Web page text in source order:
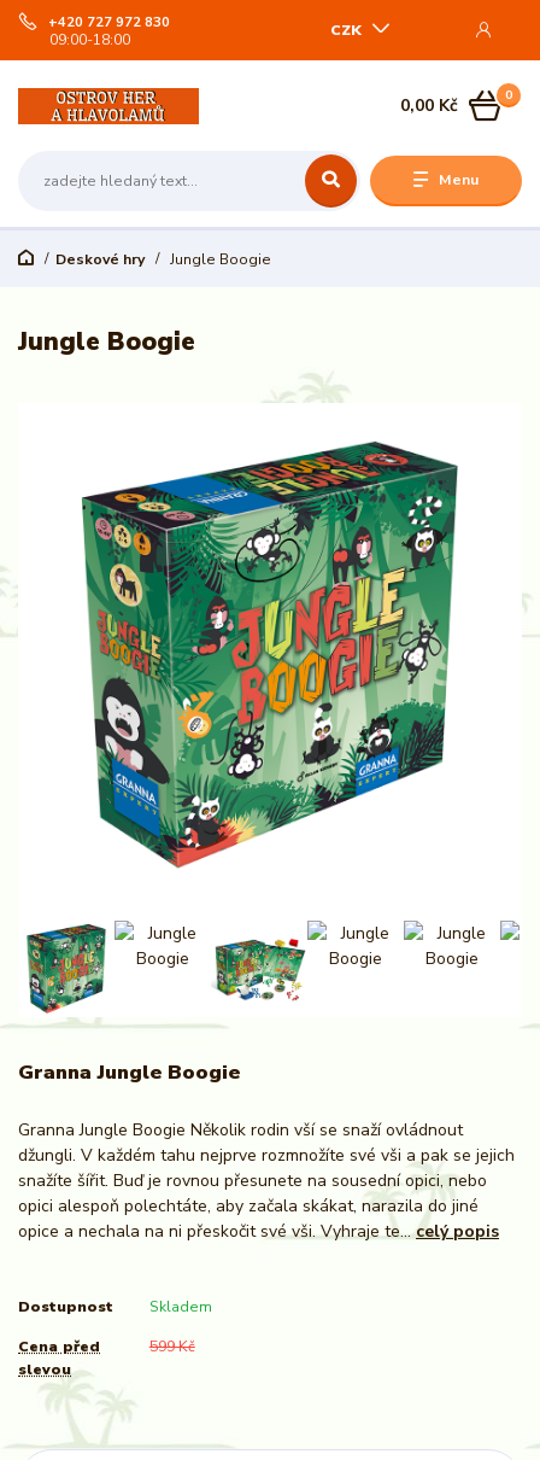
Menu
CZK
+420 727 972 830
09:00-18:00
0
0,00 Kč
Deskové hry Jungle Boogie
Jungle Boogie
Granna Jungle Boogie
Granna Jungle Boogie Několik rodin vší se snaží ovládnout
džungli. V každém tahu nejprve rozmnožíte své vši a pak se jejich
snažíte šířit. Buď je rovnou přesunete na sousední opici, nebo
opici alespoň polechtáte, aby začala skákat, narazila do jiné
opice a nechala na ni přeskočit své vši. Vyhraje te...celý popis
Dostupnost Skladem
Cena před
slevou
599 Kč